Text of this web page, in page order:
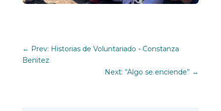
← Prev: Historias de Voluntariado - Constanza
Benitez
Next: “Algo se enciende” →